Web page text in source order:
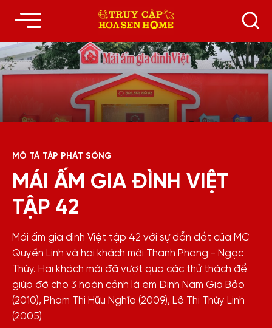
MÔ TẢ TẬP PHÁT SÓNG
MÁI ẤM GIA ĐÌNH VIỆT
TẬP 42
Mái ấm gia đình Việt tập 42 với sự dẫn dắt của MC
Quyền Linh và hai khách mời Thanh Phong - Ngọc
Thúy. Hai khách mời đã vượt qua các thử thách để
giúp đỡ cho 3 hoàn cảnh là em Đinh Nam Gia Bảo
(2010), Phạm Thị Hữu Nghĩa (2009), Lê Thị Thùy Linh
(2005)